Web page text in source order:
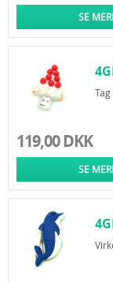
SE
Tag
119,00 DKK
SE